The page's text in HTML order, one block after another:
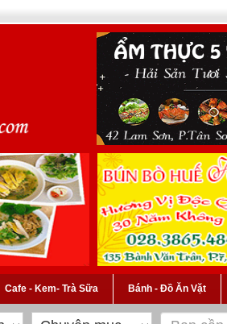
Cafe - Kem- Trà Sữa Bánh - Đồ Ăn Vặt